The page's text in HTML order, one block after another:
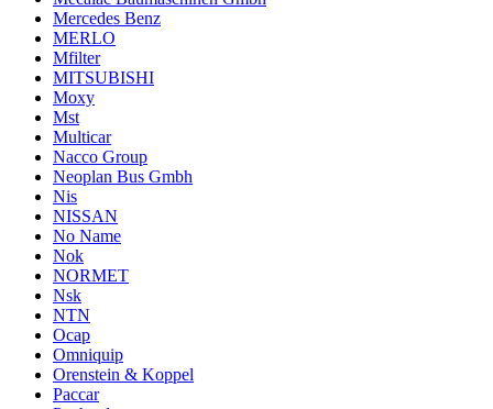
Mercedes Benz
MERLO
Mfilter
MITSUBISHI
Moxy
Mst
Multicar
Nacco Group
Neoplan Bus Gmbh
Nis
NISSAN
No Name
Nok
NORMET
Nsk
NTN
Ocap
Omniquip
Orenstein & Koppel
Paccar